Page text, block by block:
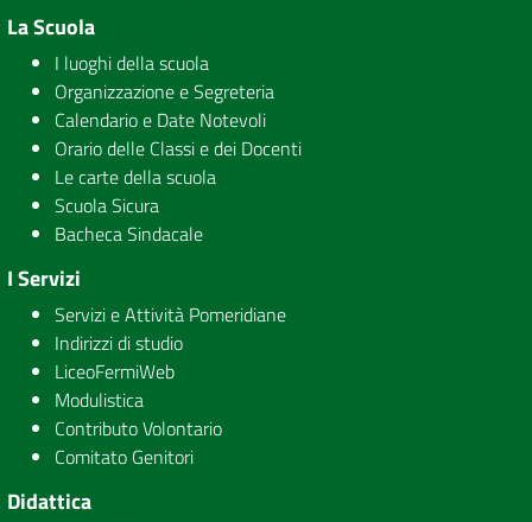
La Scuola
I luoghi della scuola
Organizzazione e Segreteria
Calendario e Date Notevoli
Orario delle Classi e dei Docenti
Le carte della scuola
Scuola Sicura
Bacheca Sindacale
I Servizi
Servizi e Attività Pomeridiane
Indirizzi di studio
LiceoFermiWeb
Modulistica
Contributo Volontario
Comitato Genitori
Didattica